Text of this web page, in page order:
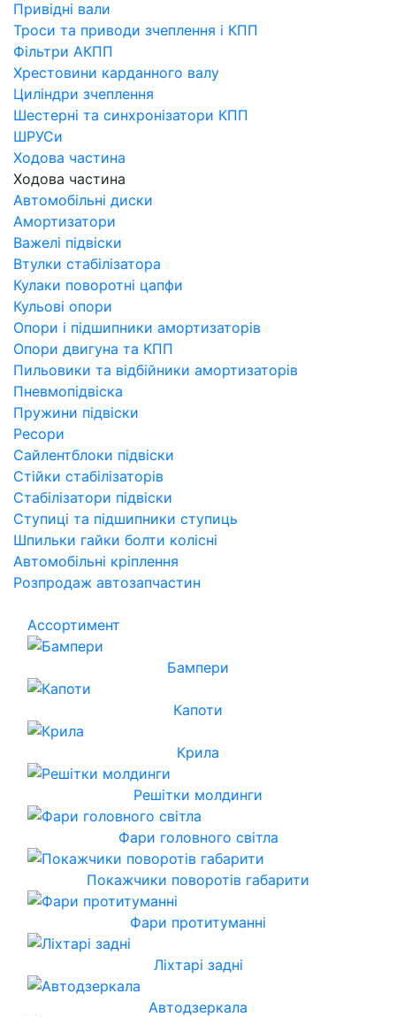
Привідні вали
Троси та приводи зчеплення і КПП
Фільтри АКПП
Хрестовини карданного валу
Циліндри зчеплення
Шестерні та синхронізатори КПП
ШРУСи
Ходова частина
Ходова частина
Автомобільні диски
Амортизатори
Важелі підвіски
Втулки стабілізатора
Кулаки поворотні цапфи
Кульові опори
Опори і підшипники амортизаторів
Опори двигуна та КПП
Пильовики та відбійники амортизаторів
Пневмопідвіска
Пружини підвіски
Ресори
Сайлентблоки підвіски
Стійки стабілізаторів
Стабілізатори підвіски
Ступиці та підшипники ступиць
Шпильки гайки болти колісні
Автомобільні кріплення
Розпродаж автозапчастин
Ассортимент
Бампери
Капоти
Крила
Решітки молдинги
Фари головного світла
Покажчики поворотів габарити
Фари протитуманні
Ліхтарі задні
Автодзеркала